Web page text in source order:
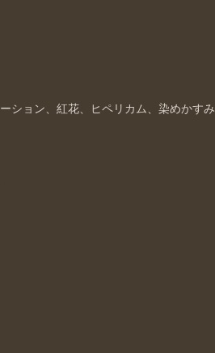
ション、紅花、ヒペリカム、染めかすみ